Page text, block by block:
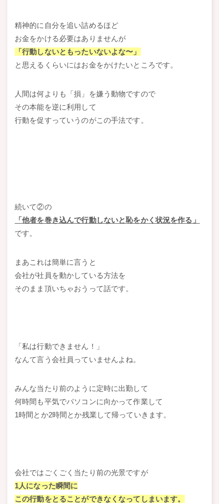
精神的に自分を追い詰めるほど
お金をかける必要はありませんが
「行動しないともったいないよな〜」
と思えるくらいにはお金をかけたいところです。
人間は何よりも「損」を嫌う動物ですので
その本能を逆に利用して
行動を促すっていうのがこの手法です。
続いて②の
「他者を巻き込んで行動しないと恥をかく状況を作る」
です。
まあこれは簡単に言うと
会社が社員を動かしている方法を
そのまま頂いちゃおうって話です。
「私は行動できません！」
なんて言う会社員っていませんよね。
みんな当たり前のように定時に出勤して
何時間も平気でパソコンに向かって作業して
1時間とか2時間とか残業して帰っていきます。
会社ではごくごく当たり前の光景ですが
1人になった瞬間に
この行動をとることができなくなってしまいます。